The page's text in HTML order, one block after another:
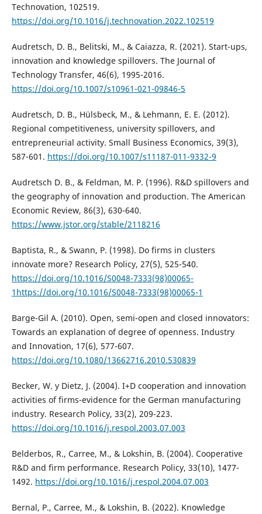
Technovation, 102519.
https://doi.org/10.1016/j.technovation.2022.102519
Audretsch, D. B., Belitski, M., & Caiazza, R. (2021). Start-ups,
innovation and knowledge spillovers. The Journal of
Technology Transfer, 46(6), 1995-2016.
https://doi.org/10.1007/s10961-021-09846-5
Audretsch, D. B., Hülsbeck, M., & Lehmann, E. E. (2012).
Regional competitiveness, university spillovers, and
entrepreneurial activity. Small Business Economics, 39(3),
587-601. https://doi.org/10.1007/s11187-011-9332-9
Audretsch D. B., & Feldman, M. P. (1996). R&D spillovers and
the geography of innovation and production. The American
Economic Review, 86(3), 630-640.
https://www.jstor.org/stable/2118216
Baptista, R., & Swann, P. (1998). Do firms in clusters
innovate more? Research Policy, 27(5), 525-540.
https://doi.org/10.1016/S0048-7333(98)00065-
1https://doi.org/10.1016/S0048-7333(98)00065-1
Barge-Gil A. (2010). Open, semi-open and closed innovators:
Towards an explanation of degree of openness. Industry
and Innovation, 17(6), 577-607.
https://doi.org/10.1080/13662716.2010.530839
Becker, W. y Dietz, J. (2004). I+D cooperation and innovation
activities of firms-evidence for the German manufacturing
industry. Research Policy, 33(2), 209-223.
https://doi.org/10.1016/j.respol.2003.07.003
Belderbos, R., Carree, M., & Lokshin, B. (2004). Cooperative
R&D and firm performance. Research Policy, 33(10), 1477-
1492. https://doi.org/10.1016/j.respol.2004.07.003
Bernal, P., Carree, M., & Lokshin, B. (2022). Knowledge